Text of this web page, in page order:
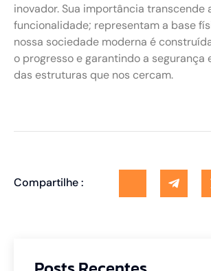
inovador. Sua importância transcende
funcionalidade; representam a base
nossa sociedade moderna é
o progresso e garantindo a segurança
das estruturas que nos cercam.
Compartilhe :